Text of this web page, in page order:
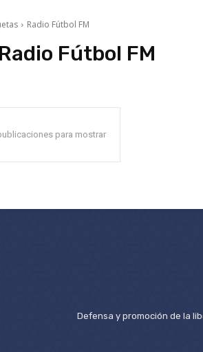
Radio Fútbol FM
Radio Fútbol FM
para mostrar
Defensa y promoción de la